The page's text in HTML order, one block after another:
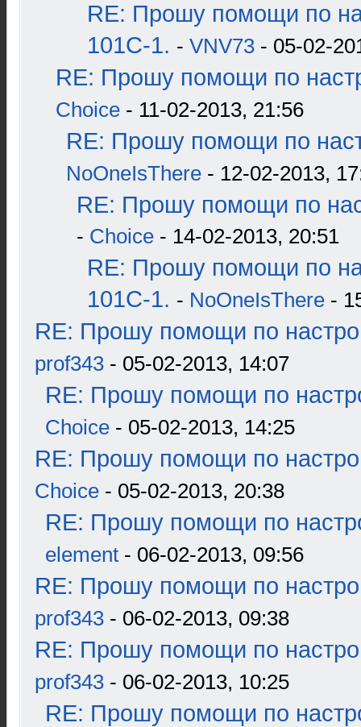
RE: Прошу помощи по
101С-1. - VNV73 - 05-02-
RE: Прошу помощи по
Choice - 11-02-2013, 21:56
RE: Прошу помощи по
NoOneIsThere - 12-02-2013,
RE: Прошу помощи по
- Choice - 14-02-2013, 20:51
RE: Прошу помощи по
101С-1. - NoOneIsThere -
RE: Прошу помощи по
prof343 - 05-02-2013, 14:07
RE: Прошу помощи по
Choice - 05-02-2013, 14:25
RE: Прошу помощи по
Choice - 05-02-2013, 20:38
RE: Прошу помощи по
element - 06-02-2013, 09:56
RE: Прошу помощи по
prof343 - 06-02-2013, 09:38
RE: Прошу помощи по
prof343 - 06-02-2013, 10:25
RE: Прошу помощи по